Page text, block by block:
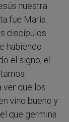
nuestra
fue María.
discípulos
habiendo
el signo, el
ver que los
vino bueno y
que germina